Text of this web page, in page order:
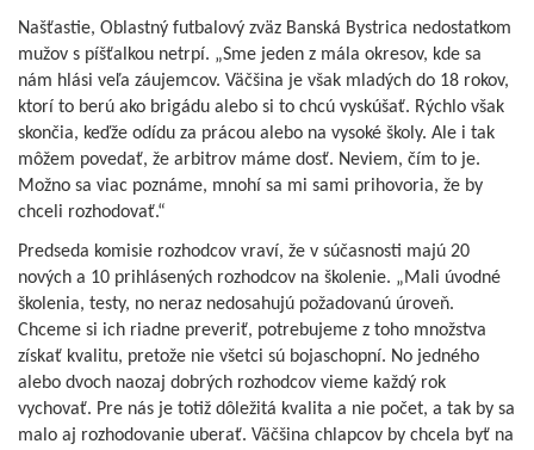
Našťastie, Oblastný futbalový zväz Banská Bystrica nedostatkom
mužov s píšťalkou netrpí. „Sme jeden z mála okresov, kde sa
nám hlási veľa záujemcov. Väčšina je však mladých do 18 rokov,
ktorí to berú ako brigádu alebo si to chcú vyskúšať. Rýchlo však
skončia, keďže odídu za prácou alebo na vysoké školy. Ale i tak
môžem povedať, že arbitrov máme dosť. Neviem, čím to je.
Možno sa viac poznáme, mnohí sa mi sami prihovoria, že by
chceli rozhodovať.“
Predseda komisie rozhodcov vraví, že v súčasnosti majú 20
nových a 10 prihlásených rozhodcov na školenie. „Mali úvodné
školenia, testy, no neraz nedosahujú požadovanú úroveň.
Chceme si ich riadne preveriť, potrebujeme z toho množstva
získať kvalitu, pretože nie všetci sú bojaschopní. No jedného
alebo dvoch naozaj dobrých rozhodcov vieme každý rok
vychovať. Pre nás je totiž dôležitá kvalita a nie počet, a tak by sa
malo aj rozhodovanie uberať. Väčšina chlapcov by chcela byť na